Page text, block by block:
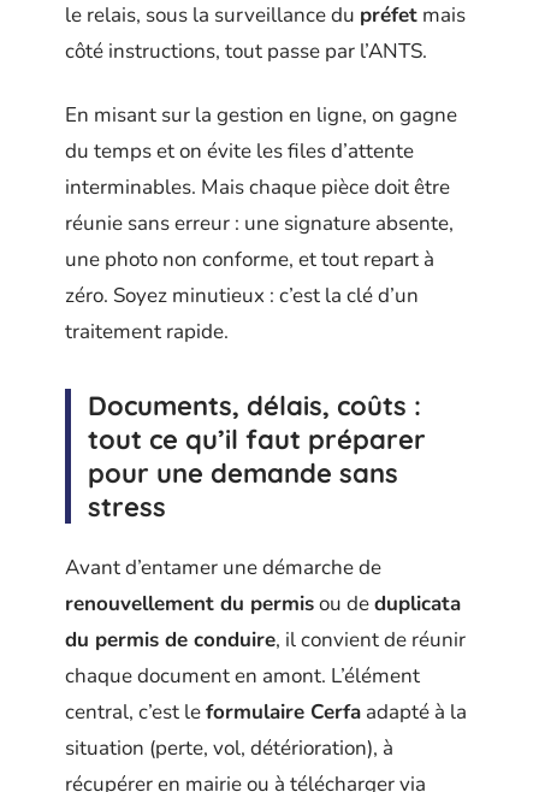
le relais, sous la surveillance du préfet mais
côté instructions, tout passe par l’ANTS.
En misant sur la gestion en ligne, on gagne
du temps et on évite les files d’attente
interminables. Mais chaque pièce doit être
réunie sans erreur : une signature absente,
une photo non conforme, et tout repart à
zéro. Soyez minutieux : c’est la clé d’un
traitement rapide.
Documents, délais, coûts :
tout ce qu’il faut préparer
pour une demande sans
stress
Avant d’entamer une démarche de
renouvellement du permisou deduplicata
du permis de conduire, il convient de réunir
chaque document en amont. L’élément
central, c’est leformulaire Cerfa adapté à la
situation (perte, vol, détérioration), à
récupérer en mairie ou à télécharger via